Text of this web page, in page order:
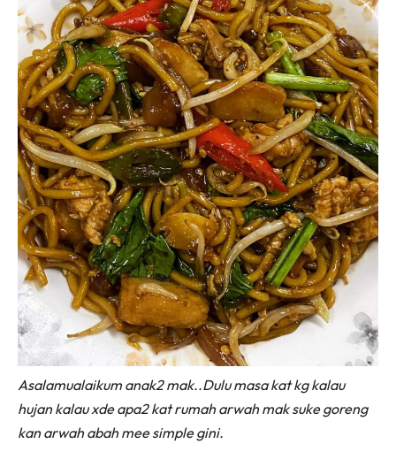
Asalamualaikum anak2 mak..Dulu masa kat kg kalau
hujan kalau xde apa2 kat rumah arwah mak suke goreng
kan arwah abah mee simple gini.